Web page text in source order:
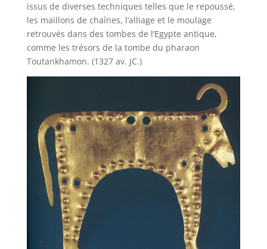
issus de diverses techniques telles que le repoussé,
les maillons de chaînes, l’alliage et le moulage
retrouvés dans des tombes de l’Egypte antique,
comme les trésors de la tombe du pharaon
Toutankhamon. (1327 av. JC.)